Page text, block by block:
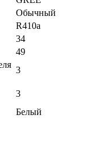
Обычный
R410a
34
49
3
3
Белый